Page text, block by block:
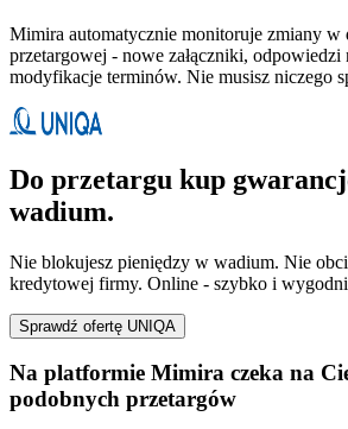
Mimira automatycznie monitoruje zmiany w
przetargowej - nowe załączniki, odpowiedzi
modyfikacje terminów. Nie musisz niczego
Do przetargu kup
wadium.
Nie blokujesz pieniędzy w wadium. Nie
kredytowej firmy. Online - szybko i
Sprawdź ofertę UNIQA
Na platformie Mimira czeka na
podobnych przetargów